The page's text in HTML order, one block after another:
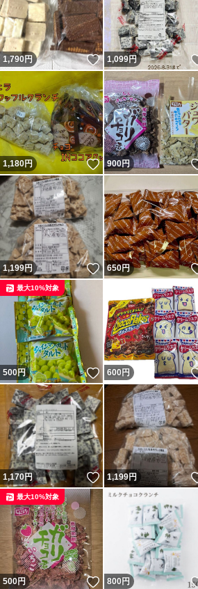
1,790円 いいね！
1,099円
1,180円 いいね！
900円
1,199円 いいね！
650円
500円 いいね！
最大10%対象
600 円
1,170円 いいね！
1,199円
500円 いいね！
最大10%対象
800 円